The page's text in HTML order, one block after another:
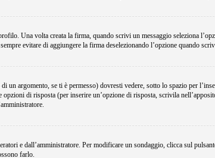
Una volta creata la firma, quando scrivi un messaggio seleziona
evitare di aggiungere la firma deselezionando l’opzione quando
argomento, se ti è permesso) dovresti vedere, sotto lo spazio per
di risposta (per inserire un’opzione di risposta, scrivila
e dall’amministratore. Per modificare un sondaggio, clicca sul
farlo.